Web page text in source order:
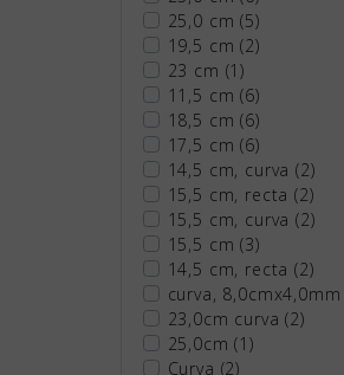
25,0 cm(5)
19,5 cm(2)
23 cm (1)
11,5 cm(6)
18,5 cm(6)
17,5 cm(6)
14,5 cm, curva(2)
15,5 cm, recta(2)
15,5 cm, curva(2)
15,5 cm(3)
14,5 cm, recta(2)
curva,
23,0cm curva(2)
25,0cm(1)
Curva (2)